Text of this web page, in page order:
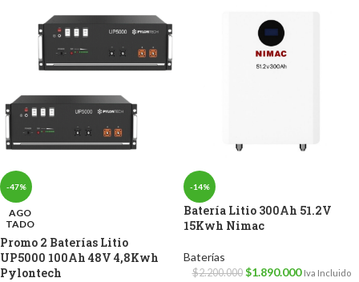
-47%
AGO
TADO
Promo 2 Baterías Litio
UP5000 100Ah 48V 4,8Kwh
Pylontech
-14%
Batería Litio 300Ah 51.2V
15Kwh Nimac
Baterías
$2.200.000 $1.890.000 Iva Incluido